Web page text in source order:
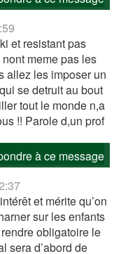
et resistant pas
meme pas les
allez les imposer un
se detruit au bout
tout le monde n,a
!! Parole d,un prof
à ce message
et mérite qu’on
sur les enfants
obligatoire le
sera d’abord de